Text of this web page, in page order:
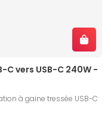
C vers USB-C 240W -
à gaine tressée USB-C